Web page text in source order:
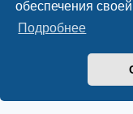
обеспечения
Подробнее